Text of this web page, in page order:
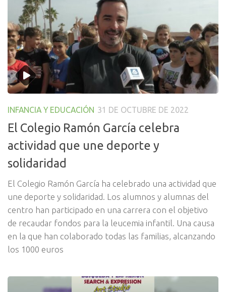
INFANCIA Y EDUCACIÓN 31 DE OCTUBRE DE 2022
El Colegio Ramón García celebra
actividad que une deporte y
solidaridad
El Colegio Ramón García ha celebrado una actividad que
une deporte y solidaridad. Los alumnos y alumnas del
centro han participado en una carrera con el objetivo
de recaudar fondos para la leucemia infantil. Una causa
en la que han colaborado todas las familias, alcanzando
los 1000 euros